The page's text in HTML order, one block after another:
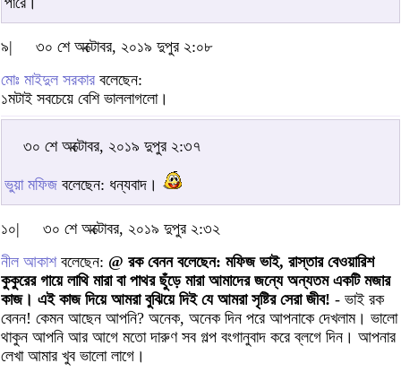
৯|
৩০ শে অক্টোবর, ২০১৯ দুপুর ২:০৮
মোঃ মাইদুল সরকার বলেছেন:
১মটাই সবচেয়ে বেশি ভাললাগলো।
৩০ শে অক্টোবর, ২০১৯ দুপুর ২:৩৭
ভুয়া মফিজ বলেছেন: ধন্যবাদ।
১০|
৩০ শে অক্টোবর, ২০১৯ দুপুর ২:৩২
নীল আকাশবলেছেন: @ রক বেনন বলেছেন: মফিজ ভাই, রাস্তার বেওয়ারিশ
কুকুরের গায়ে লাথি মারা বা পাথর ছুঁড়ে মারা আমাদের জন্যে অন্যতম একটি মজার
কাজ। এই কাজ দিয়ে আমরা বুঝিয়ে দিই যে আমরা সৃষ্টির সেরা জীব! - ভাই রক
বেনন! কেমন আছেন আপনি? অনেক, অনেক দিন পরে আপনাকে দেখলাম। ভালো
থাকুন আপনি আর আগে মতো দারুণ সব গল্প বংগানুবাদ করে ব্লগে দিন। আপনার
লেখা আমার খুব ভালো লাগে।